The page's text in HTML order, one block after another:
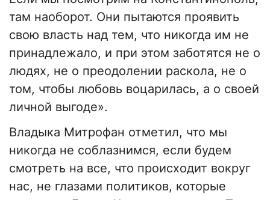
там наоборот. Они пытаются проявить
свою власть над тем, что никогда им не
принадлежало, и при этом заботятся не о
людях, не о преодолении раскола, не о
том, чтобы любовь воцарилась, а о своей
личной выгоде».
Владыка Митрофан отметил, что мы
никогда не соблазнимся, если будем
смотреть на все, что происходит вокруг
нас, не глазами политиков, которые